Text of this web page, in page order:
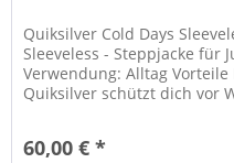
Quiksilver Cold Days
Sleeveless - Steppjacke für
Verwendung: Alltag
Quiksilver schützt dich vor
60,00 € *